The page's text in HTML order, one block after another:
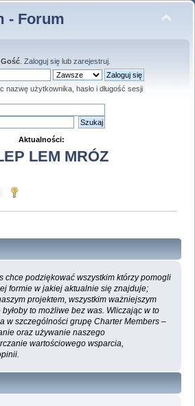
- Forum
Gość. Zaloguj sięlub zarejestruj.
nazwę użytkownika, hasło i długość sesji
Aktualności:
LEM MRÓZ
chce podziękować wszystkim którzy pomogli
formie w jakiej aktualnie się znajduje;
projektem, wszystkim ważniejszym
to możliwe bez was. Wliczając w to
w szczególności grupę Charter Members –
oraz używanie naszego
wartościowego wsparcia,